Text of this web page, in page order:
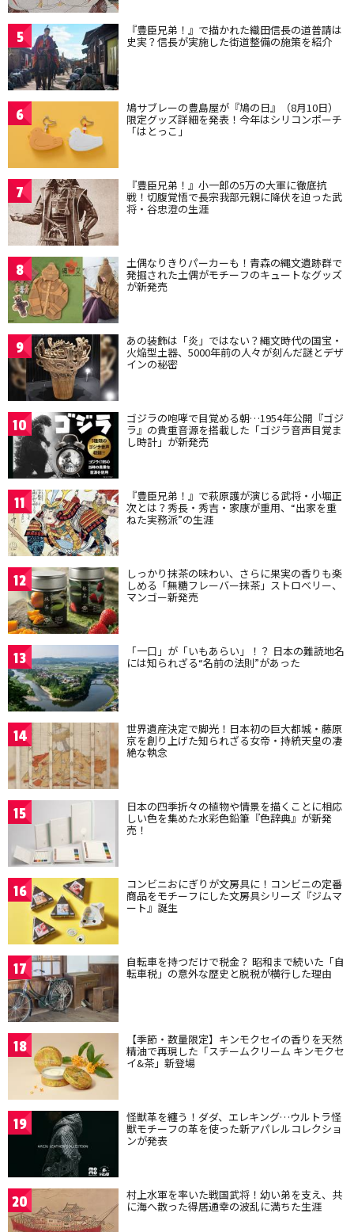
5 『豊臣兄弟！』で描かれた織田信長の道普請は
史実？信長が実施した街道整備の施策を紹介
6 鳩サブレーの豊島屋が『鳩の日』（8月10日）
限定グッズ詳細を発表！今年はシリコンポーチ
「はとっこ」
7 『豊臣兄弟！』小一郎の5万の大軍に徹底抗
戦！切腹覚悟で長宗我部元親に降伏を迫った武
将・谷忠澄の生涯
8 土偶なりきりパーカーも！青森の縄文遺跡群で
発掘された土偶がモチーフのキュートなグッズ
が新発売
9 あの装飾は「炎」ではない？縄文時代の国宝・
火焔型土器、5000年前の人々が刻んだ謎とデザ
インの秘密
10 ゴジラの咆哮で目覚める朝…1954年公開『ゴジ
ラ』の貴重音源を搭載した「ゴジラ音声目覚ま
し時計」が新発売
11 『豊臣兄弟！』で萩原護が演じる武将・小堀正
次とは？秀長・秀吉・家康が重用、“出家を重
ねた実務派”の生涯
12 しっかり抹茶の味わい、さらに果実の香りも楽
しめる「無糖フレーバー抹茶」ストロベリー、
マンゴー新発売
13 「一口」が「いもあらい」！？ 日本の難読地名
には知られざる“名前の法則”があった
14 世界遺産決定で脚光！日本初の巨大都城・藤原
京を創り上げた知られざる女帝・持統天皇の凄
絶な執念
15 日本の四季折々の植物や情景を描くことに相応
しい色を集めた水彩色鉛筆『色辞典』が新発
売！
16 コンビニおにぎりが文房具に！コンビニの定番
商品をモチーフにした文房具シリーズ『ジムマ
ート』誕生
17 自転車を持つだけで税金？ 昭和まで続いた「自
転車税」の意外な歴史と脱税が横行した理由
18 【季節・数量限定】キンモクセイの香りを天然
精油で再現した「スチームクリーム キンモクセ
イ&茶」新登場
19 怪獣革を纏う！ダダ、エレキング…ウルトラ怪
獣モチーフの革を使った新アパレルコレクショ
ンが発表
20 村上水軍を率いた戦国武将！幼い弟を支え、共
に海へ散った得居通幸の波乱に満ちた生涯